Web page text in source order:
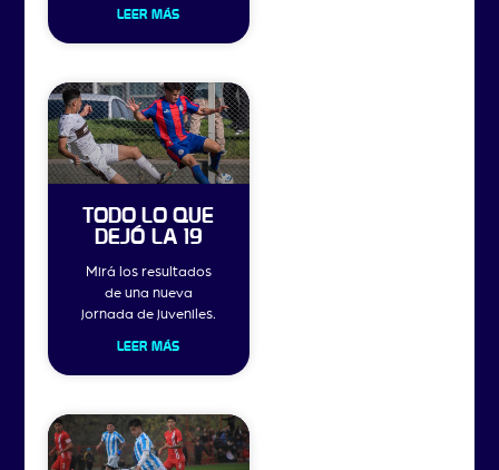
LEER MÁS
TODO LO QUE
DEJÓ LA 19
Mirá los resultados
de una nueva
jornada de juveniles.
LEER MÁS